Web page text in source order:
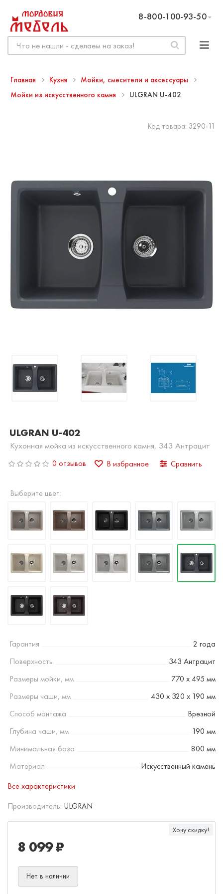
8-800-100-93-50
Главная Кухня
Мойки, смесители и аксессуары
Мойки из искусственного камня
ULGRAN U-402
Код товара: 3290-11
ULGRAN U-402
Кухонная мойка из искусственного камня, 343 Антрацит
0 отзывов В избранное Сравнить
Выберите цвет:
Гарантия
2 года
Поверхность
343 Антрацит
Размеры мойки, мм
770 х 495 мм
Размеры чаши, мм
430 х 320 х 190 мм
Способ монтажа
Врезной
Глубина чаши, мм
190 мм
Минимальная база
800 мм
Материал
Искусственный камень
Все характеристики
Производитель: ULGRAN
Хочу скидку!
8 099 ₽
Нет в наличии